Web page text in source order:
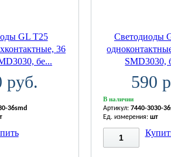
GL T25
36
бе...
руб.
36smd
Светодиоды
SMD3030,
590
В наличии
Артикул: 7440-3030-
Ед. измерения: шт